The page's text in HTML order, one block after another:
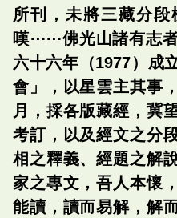
所刊，未將三藏分
嘆⋯⋯佛光山諸有志
六十六年（1977）成
會」，以星雲主其事
月，採各版藏經，冀
考訂，以及經文之分
相之釋義、經題之解
家之專文，吾人本懷
能讀，讀而易解，解